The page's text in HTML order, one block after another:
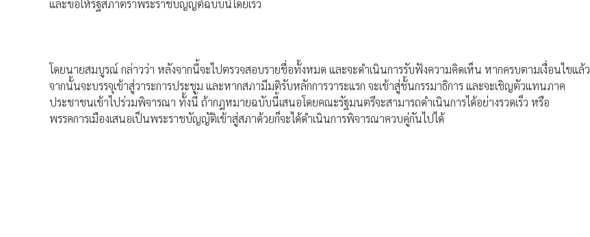
และขอให้รัฐสภาตราพระราชบัญญัติฉบับนี้โดยเร็ว
โดยนายสมบูรณ์ กล่าวว่า หลังจากนี้จะไปตรวจสอบรายชื่อทั้งหมด และจะดำเนินการรับฟังความคิดเห็น หากครบตามเงื่อนไขแล้ว
จากนั้นจะบรรจุเข้าสู่วาระการประชุม และหากสภามีมติรับหลักการวาระแรก จะเข้าสู่ชั้นกรรมาธิการ และจะเชิญตัวแทนภาค
ประชาชนเข้าไปร่วมพิจารณา ทั้งนี้ ถ้ากฎหมายฉบับนี้เสนอโดยคณะรัฐมนตรีจะสามารถดำเนินการได้อย่างรวดเร็ว หรือ
พรรคการเมืองเสนอเป็นพระราชบัญญัติเข้าสู่สภาด้วยก็จะได้ดำเนินการพิจารณาควบคู่กันไปได้